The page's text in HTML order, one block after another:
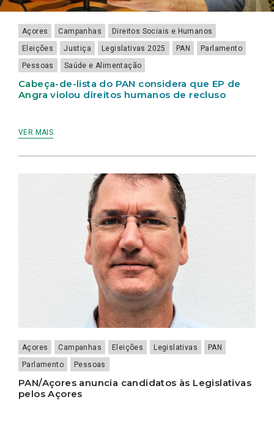
Açores Campanhas
Direitos Sociais e Humanos
Eleições
Justiça Legislativas 2025 PAN
Parlamento
Pessoas
Saúde e Alimentação
Cabeça-de-lista do PAN considera que EP de
Angra violou direitos humanos de recluso
VER MAIS
HUMANOS
RECLUSO
Açores Campanhas Eleições Legislativas
PAN
Parlamento
Pessoas
PAN/Açores anuncia candidatos às Legislativas
pelos Açores
JUSTIÇA